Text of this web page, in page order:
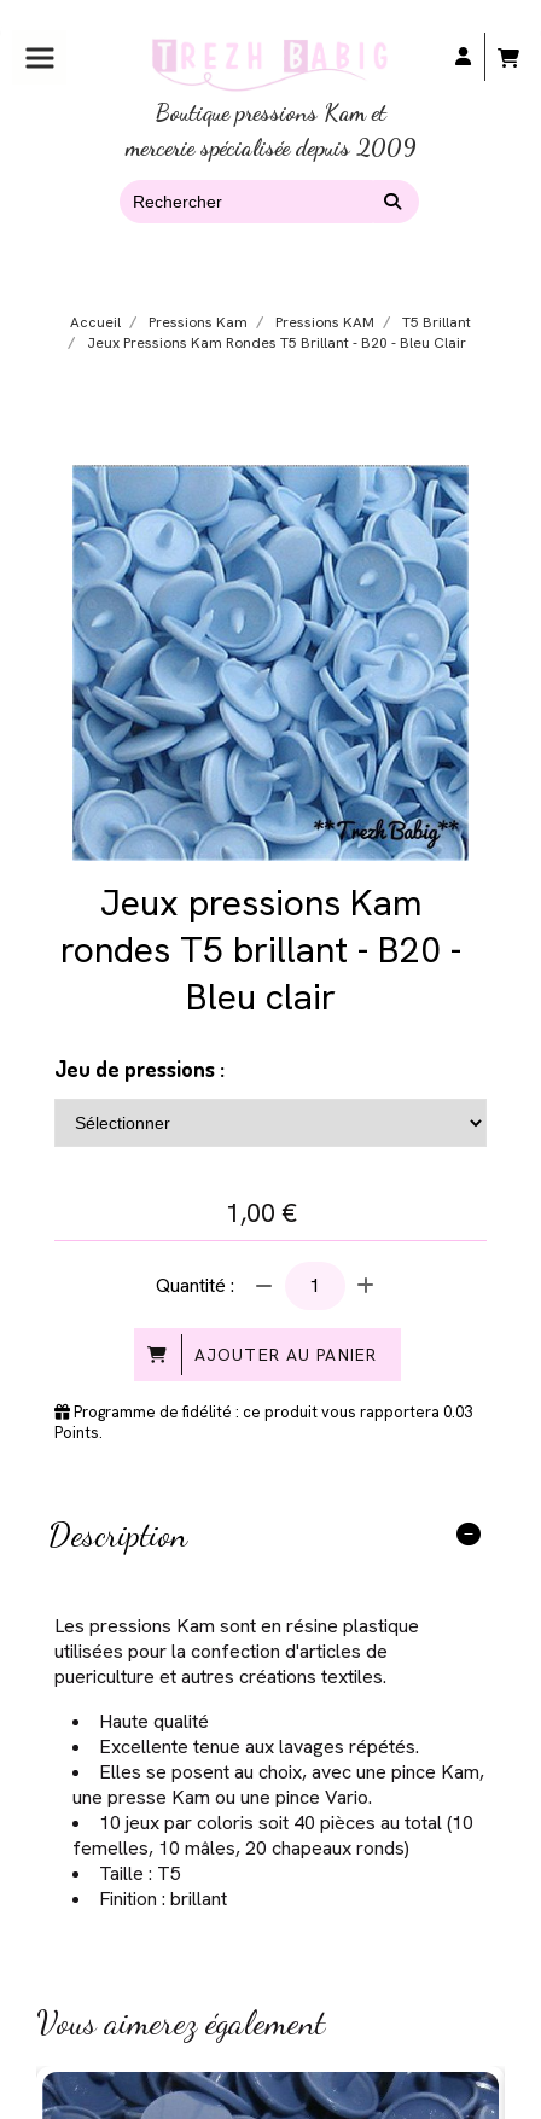
Boutique pressions Kam et
mercerie spécialisée depuis 2009
Accueil Pressions Kam Pressions KAM
T5 Brillant
Jeux Pressions Kam Rondes T5 Brillant - B20 - Bleu Clair
Jeux pressions Kam
rondes T5 brillant - B20 -
Bleu clair
Jeu de pressions :
1,00 €
Quantité :
AJOUTER AU PANIER
Programme de fidélité : ce produit vous rapportera 0.03
Points.
Description
Les pressions Kam sont en résine plastique
utilisées pour la confection d'articles de
puericulture et autres créations textiles.
Haute qualité
Excellente tenue aux lavages répétés.
Elles se posent au choix, avec une pince Kam,
une presse Kam ou une pince Vario.
10 jeux par coloris soit 40 pièces au total (10
femelles, 10 mâles, 20 chapeaux ronds)
Taille : T5
Finition : brillant
Vous aimerez également